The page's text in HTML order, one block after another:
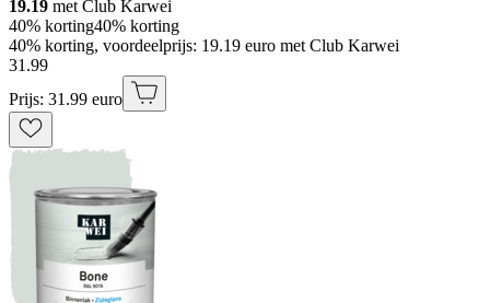
19.19 met Club Karwei
40% korting40% korting
40% korting, voordeelprijs: 19.19 euro met Club Karwei
31 .99
Prijs: 31.99 euro